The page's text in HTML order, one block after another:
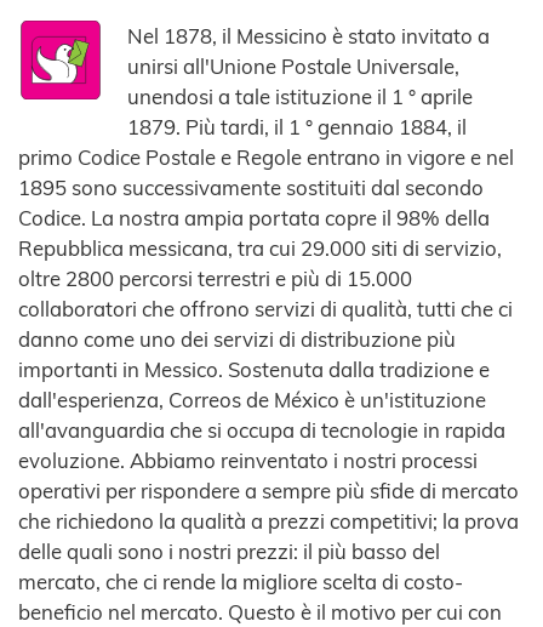
Nel 1878, il Messicino è stato invitato a
unirsi all'Unione Postale Universale,
unendosi a tale istituzione il 1 ° aprile
1879. Più tardi, il 1 ° gennaio 1884, il
primo Codice Postale e Regole entrano in vigore e nel
1895 sono successivamente sostituiti dal secondo
Codice. La nostra ampia portata copre il 98% della
Repubblica messicana, tra cui 29.000 siti di servizio,
oltre 2800 percorsi terrestri e più di 15.000
collaboratori che offrono servizi di qualità, tutti che ci
danno come uno dei servizi di distribuzione più
importanti in Messico. Sostenuta dalla tradizione e
dall'esperienza, Correos de México è un'istituzione
all'avanguardia che si occupa di tecnologie in rapida
evoluzione. Abbiamo reinventato i nostri processi
operativi per rispondere a sempre più sfide di mercato
che richiedono la qualità a prezzi competitivi; la prova
delle quali sono i nostri prezzi: il più basso del
mercato, che ci rende la migliore scelta di costo-
beneficio nel mercato. Questo è il motivo per cui con